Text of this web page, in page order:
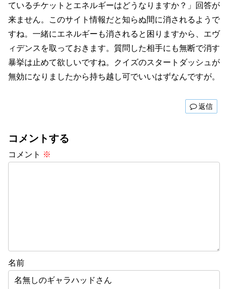
ているチケットとエネルギーはどうなりますか？」回答が
来ません。このサイト情報だと知らぬ間に消されるようで
すね。一緒にエネルギーも消されると困りますから、エヴ
ィデンスを取っておきます。質問した相手にも無断で消す
暴挙は止めて欲しいですね。クイズのスタートダッシュが
無効になりましたから持ち越し可でいいはずなんですが。
返信
コメントする
コメント ※
名前